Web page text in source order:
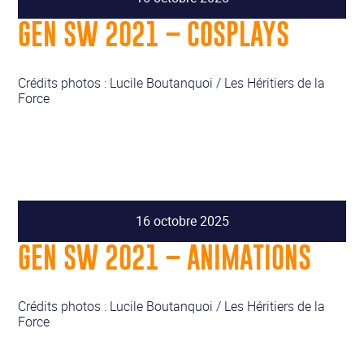
GEN SW 2021 – COSPLAYS
Crédits photos : Lucile Boutanquoi / Les Héritiers de la
Force
16 octobre 2025
GEN SW 2021 – ANIMATIONS
Crédits photos : Lucile Boutanquoi / Les Héritiers de la
Force